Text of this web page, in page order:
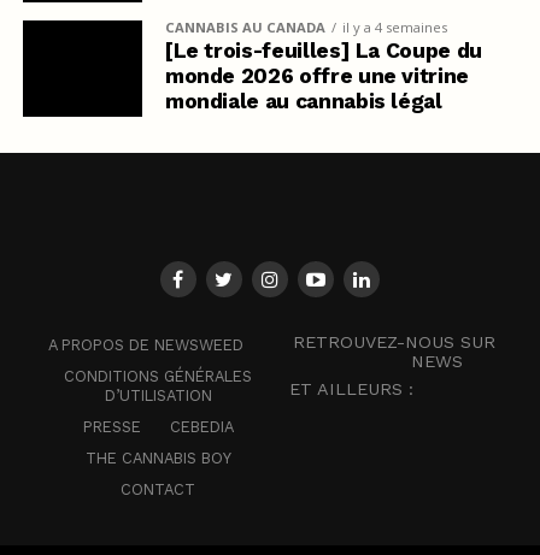
CANNABIS AU CANADA il y a 4 semaines
[Le trois-feuilles] La Coupe du
monde 2026 offre une vitrine
mondiale au cannabis légal
A PROPOS DE NEWSWEED
CONDITIONS GÉNÉRALES
D’UTILISATION
PRESSE
CEBEDIA
THE CANNABIS BOY
CONTACT
RETROUVEZ-NOUS SUR
NEWS
ET AILLEURS :